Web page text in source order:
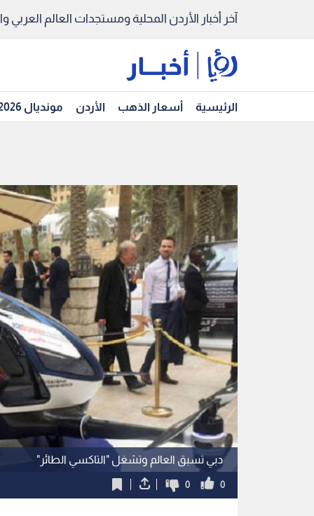
آخر أخبار الأردن المحلية ومستجدات العالم العربي
الرئيسية أسعار الذهب الأردن مونديال 2026
دبي تسبق العالم وتشغل "التاكسي الطائر"
0
0